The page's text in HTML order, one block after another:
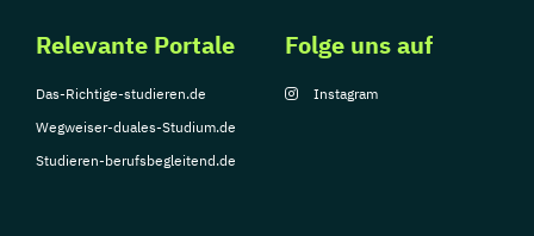
Relevante Portale
Das-Richtige-studieren.de
Wegweiser-duales-Studium.de
Studieren-berufsbegleitend.de
Folge uns auf
Instagram